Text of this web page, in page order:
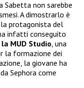
Sabetta non sarebbe
A dimostrarlo è
protagonista del
infatti conseguito
MUD Studio, una
la formazione dei
la giovane ha
Sephora come